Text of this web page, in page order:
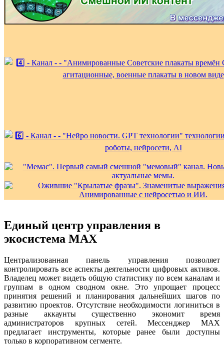
Единый центр управления в
экосистема MAX
Централизованная панель управления позволяет
контролировать все аспекты деятельности цифровых активов.
Владелец может видеть общую статистику по всем каналам и
группам в одном сводном окне. Это упрощает процесс
принятия решений и планирования дальнейших шагов по
развитию проектов. Отсутствие необходимости логиниться в
разные аккаунты существенно экономит время
администраторов крупных сетей. Мессенджер MAX
предлагает инструменты, которые ранее были доступны
только в корпоративном сегменте.